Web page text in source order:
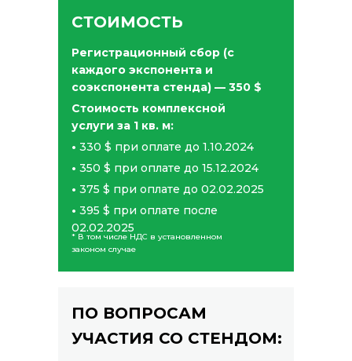
СТОИМОСТЬ
Регистрационный сбор (с
каждого экспонента и
соэкспонента стенда) — 350 $
Стоимость комплексной
услуги за 1 кв. м:
* В том числе НДС в установленном
законом случае
ПО ВОПРОСАМ
УЧАСТИЯ СО СТЕНДОМ:
• 330 $ при оплате до 1.10.2024
• 350 $ при оплате до 15.12.2024
• 375 $ при оплате до 02.02.2025
• 395 $ при оплате после
02.02.2025